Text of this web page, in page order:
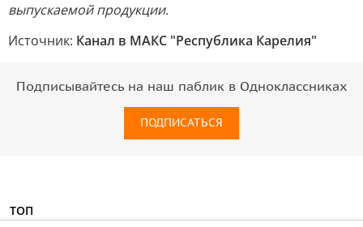
выпускаемой продукции.
Источник: Канал в МАКС "Республика Карелия"
Подписывайтесь на наш паблик в Одноклассниках
ПОДПИСАТЬСЯ
ТОП